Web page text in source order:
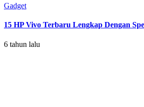
Gadget
15 HP Vivo Terbaru Lengkap Dengan
6 tahun lalu